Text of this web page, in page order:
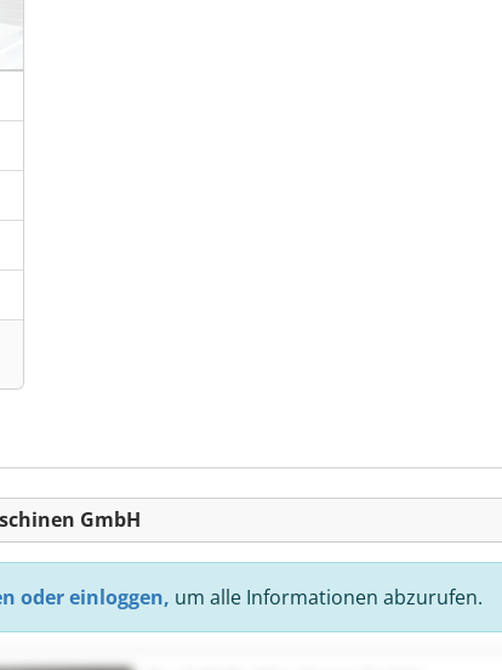
GmbH
oder einloggen, um alle Informationen abzurufen.